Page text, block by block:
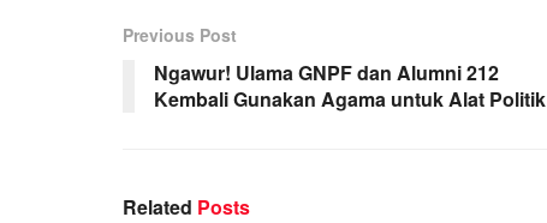
Previous Post
Ngawur! Ulama GNPF dan Alumni 212
Kembali Gunakan Agama untuk Alat Politik
Related Posts